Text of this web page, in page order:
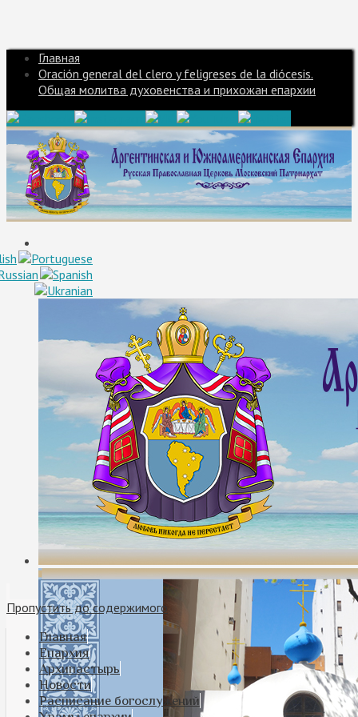
Главная
Oración general del clero y feligreses de la diócesis.
Общая молитва духовенства и прихожан епархии
Пропустить до содержимого
Главная
Епархия
Архипастырь
Новости
Расписание богослужений